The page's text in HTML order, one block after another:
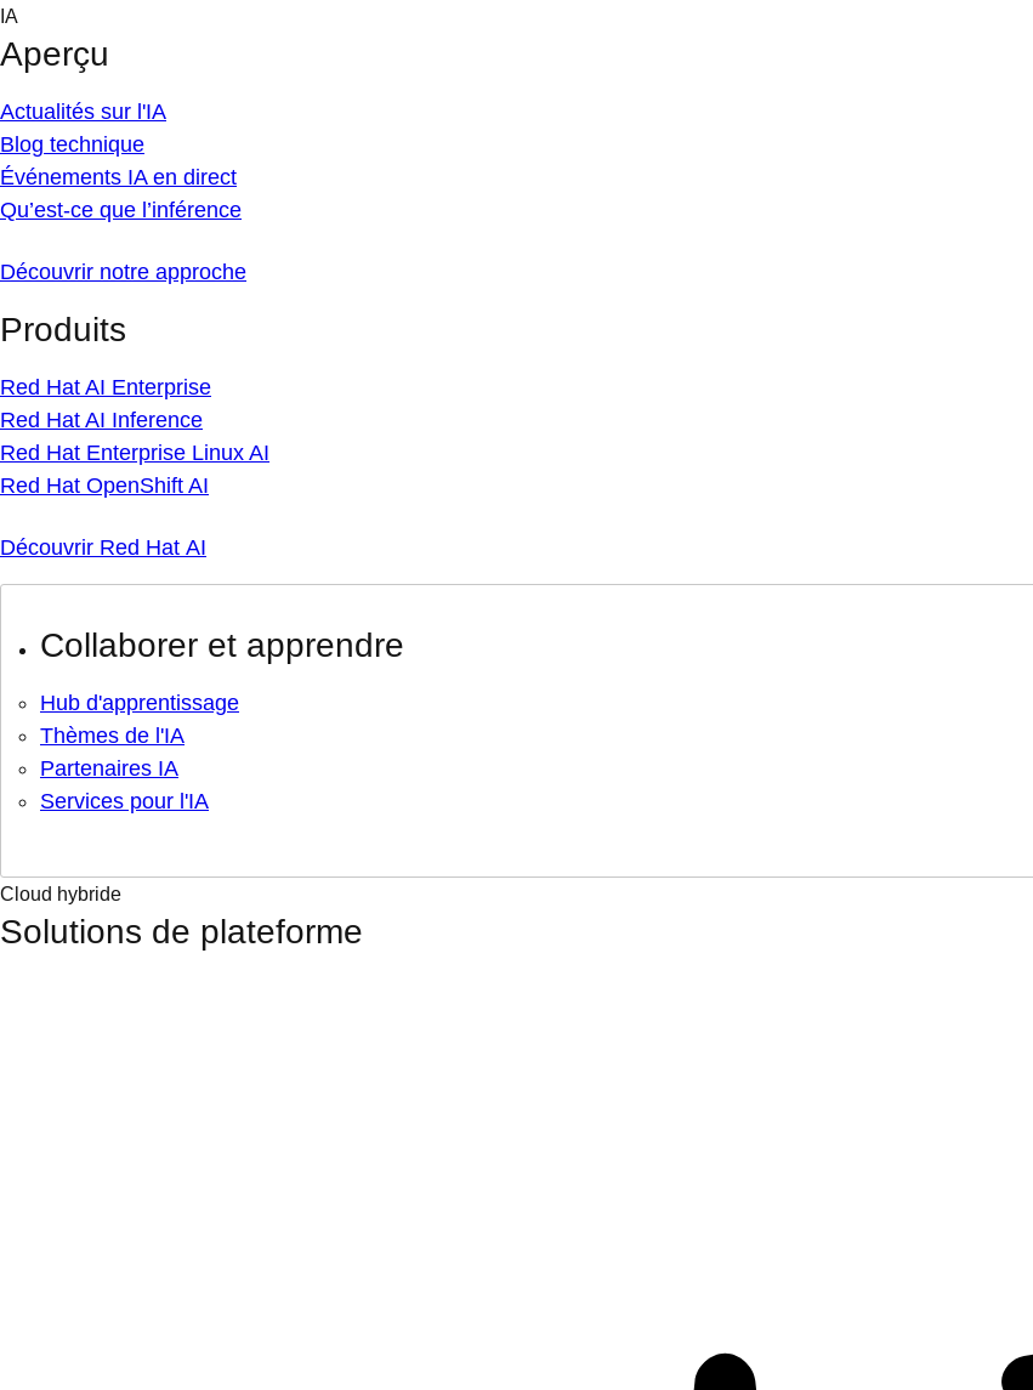
Skip
content
IA
Aperçu
Actualités sur l'IA
Blog technique
Événements IA en direct
Qu’est-ce que l’inférence
Découvrir notre approche
Produits
Red Hat AI Enterprise
Red Hat AI Inference
Red Hat Enterprise Linux AI
Red Hat OpenShift AI
Découvrir Red Hat AI
Collaborer et apprendre
Hub d'apprentissage
Thèmes de l'IA
Partenaires IA
Services pour l'IA
Cloud hybride
Solutions de plateforme